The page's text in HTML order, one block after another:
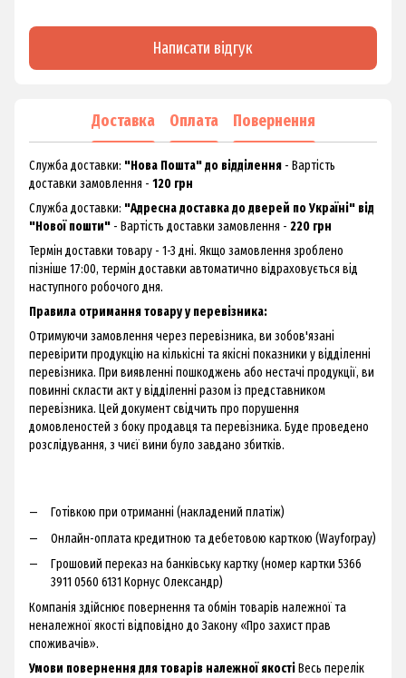
Написати відгук
Доставка Оплата Повернення
Служба доставки: "Нова Пошта" до відділення - Вартість
доставки замовлення - 120 грн
Служба доставки: "Адресна доставка до дверей по Україні" від
"Нової пошти" - Вартість доставки замовлення - 220 грн
Термін доставки товару - 1-3 дні. Якщо замовлення зроблено
пізніше 17:00, термін доставки автоматично відраховується від
наступного робочого дня.
Правила отримання товару у перевізника:
Отримуючи замовлення через перевізника, ви зобов'язані
перевірити продукцію на кількісні та якісні показники у відділенні
перевізника. При виявленні пошкоджень або нестачі продукції, ви
повинні скласти акт у відділенні разом із представником
перевізника. Цей документ свідчить про порушення
домовленостей з боку продавця та перевізника. Буде проведено
розслідування, з чиєї вини було завдано збитків.
Готівкою при отриманні (накладений платіж)
Онлайн-оплата кредитною та дебетовою карткою (Wayforpay)
Грошовий переказ на банківську картку (номер картки 5366
3911 0560 6131 Корнус Олександр)
Компанія здійснює повернення та обмін товарів належної та
неналежної якості відповідно до Закону «Про захист прав
споживачів».
Умови повернення для товарів належної якостіВесь перелік